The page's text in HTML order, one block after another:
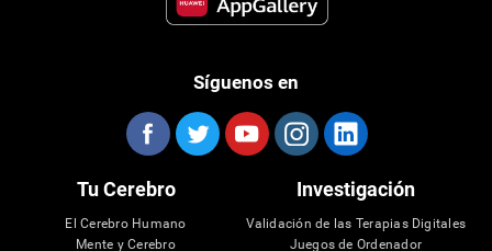
Síguenos en
Tu Cerebro
El Cerebro Humano
Mente y Cerebro
Investigación
Validación de las Terapias Digitales
Juegos de Ordenador